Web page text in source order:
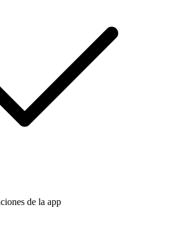
de la app